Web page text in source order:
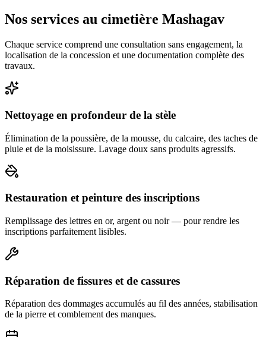
Nos services au cimetière Mashagav
Chaque service comprend une consultation sans engagement, la
localisation de la concession et une documentation complète des
travaux.
Nettoyage en profondeur de la stèle
Élimination de la poussière, de la mousse, du calcaire, des taches de
pluie et de la moisissure. Lavage doux sans produits agressifs.
Restauration et peinture des inscriptions
Remplissage des lettres en or, argent ou noir — pour rendre les
inscriptions parfaitement lisibles.
Réparation de fissures et de cassures
Réparation des dommages accumulés au fil des années, stabilisation
de la pierre et comblement des manques.